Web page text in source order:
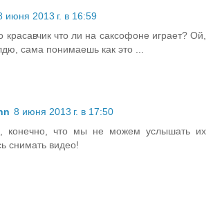
июня 2013 г. в 16:59
красавчик что ли на саксофоне играет? Ой,
сама понимаешь как это ...
8 июня 2013 г. в 17:50
конечно, что мы не можем услышать их
снимать видео!